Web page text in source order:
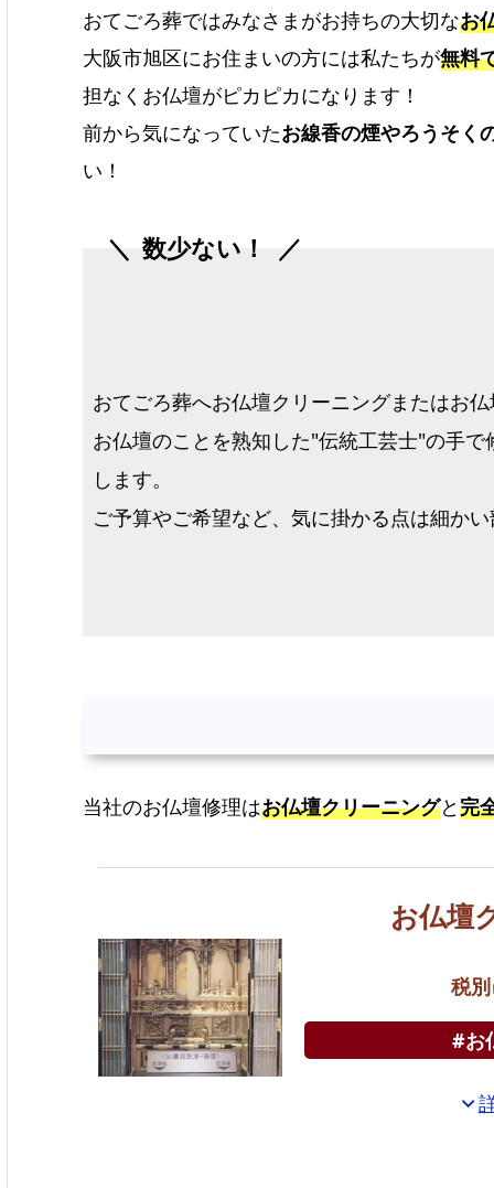
おてごろ葬ではみなさまがお持ちの大切なお
大阪市旭区にお住まいの方には私たちが無料
担なくお仏壇がピカピカになります！
前から気になっていたお線香の煙やろうそく
い！
数少ない！
おてごろ葬へお仏壇クリーニングまたはお
お仏壇のことを熟知した"伝統工芸士"の手
します。
ご予算やご希望など、気に掛かる点は細か
当社のお仏壇修理はお仏壇クリーニングと完
お仏壇
税別
#お
expand_more